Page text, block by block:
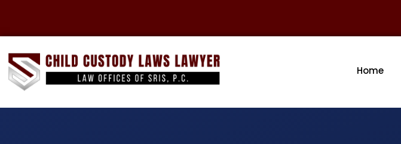
Home